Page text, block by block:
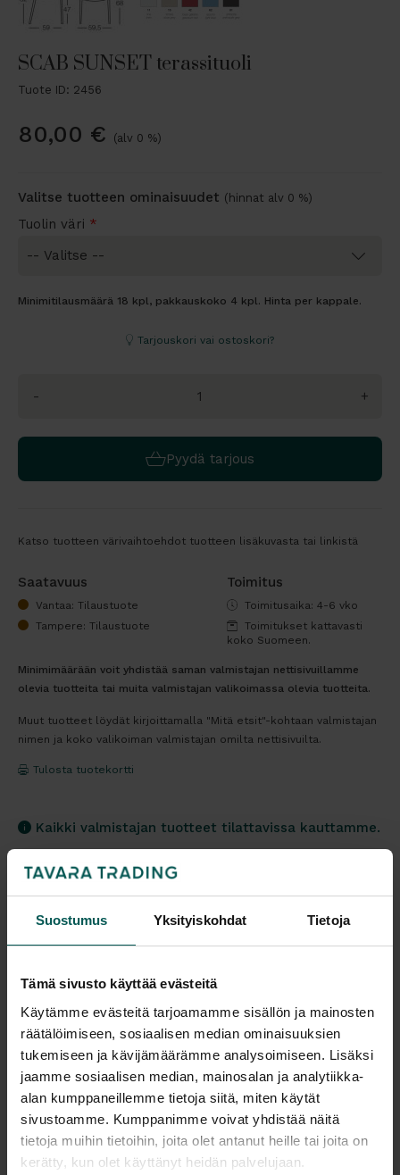
Suostumus Yksityiskohdat Tietoja
Tämä sivusto käyttää evästeitä
Käytämme evästeitä tarjoamamme sisällön ja mainosten
räätälöimiseen, sosiaalisen median ominaisuuksien
tukemiseen ja kävijämäärämme analysoimiseen. Lisäksi
jaamme sosiaalisen median, mainosalan ja analytiikka-
alan kumppaneillemme tietoja siitä, miten käytät
sivustoamme. Kumppanimme voivat yhdistää näitä
tietoja muihin tietoihin, joita olet antanut heille tai joita on
kerätty, kun olet käyttänyt heidän palvelujaan.
SCAB SUNSET terassituoli
Tuote ID: 2456
80,00 € (alv 0 %)
Valitse tuotteen ominaisuudet (hinnat alv 0 %)
Tuolin väri *
Minimitilausmäärä 18 kpl, pakkauskoko 4 kpl. Hinta per kappale.
Tarjouskori vai ostoskori?
- +
Pyydä tarjous
Katso tuotteen värivaihtoehdot tuotteen lisäkuvasta tai linkistä
Saatavuus
Vantaa: Tilaustuote
Tampere: Tilaustuote
Toimitus
Toimitusaika: 4-6 vko
Toimitukset kattavasti
koko Suomeen.
Minimimäärään voit yhdistää saman valmistajan nettisivuillamme
olevia tuotteita tai muita valmistajan valikoimassa olevia tuotteita.
Muut tuotteet löydät kirjoittamalla "Mitä etsit"-kohtaan valmistajan
nimen ja koko valikoiman valmistajan omilta nettisivuilta.
Tulosta tuotekortti
Kaikki valmistajan tuotteet tilattavissa kauttamme.
Tuotekuvaus
saatavissa kahdeksassa eri värissä.
SUNSET on tilaustuote (minimitilaus 18 kpl).
Tuolit ovat valmistettu kestävästä lasikuidulla
vahvistetusta teknopolymeeristä.
Tuolit ovat säänkestäviä, joten ne sopivat hyvin
Lisätiedot